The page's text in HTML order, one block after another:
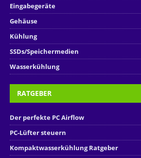
Eingabegeräte
Gehäuse
Kühlung
SSDs/Speichermedien
Wasserkühlung
RATGEBER
Der perfekte PC Airflow
PC-Lüfter steuern
Kompaktwasserkühlung Ratgeber